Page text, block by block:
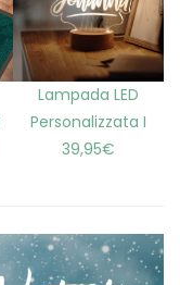
Lampada LED
Personalizzata I
39,95€